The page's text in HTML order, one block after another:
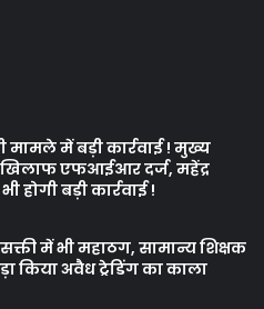
में बड़ी कार्रवाई ! मुख्य
एफआईआर दर्ज, महेंद्र
होगी बड़ी कार्रवाई !
में भी महाठग, सामान्य शिक्षक
किया अवैध ट्रेडिंग का काला